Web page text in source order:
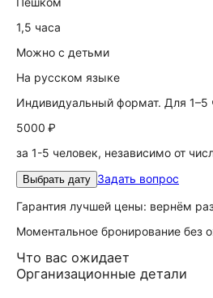
1,5 часа
Можно с детьми
На русском языке
Индивидуальный формат. Для 1–5
5000 ₽
за 1-5 человек, независимо от
Выбрать дату Задать вопрос
Гарантия лучшей цены: вернём
Моментальное бронирование без
Что вас ожидает
Организационные детали